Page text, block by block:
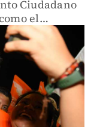
Ciudadano
el